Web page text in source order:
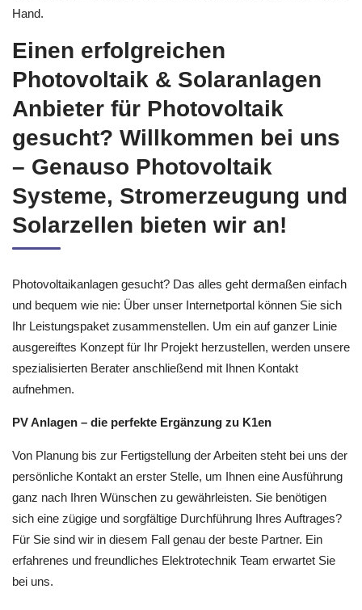
Hand.
Einen erfolgreichen
Photovoltaik & Solaranlagen
Anbieter für Photovoltaik
gesucht? Willkommen bei uns
– Genauso Photovoltaik
Systeme, Stromerzeugung und
Solarzellen bieten wir an!
Photovoltaikanlagen gesucht? Das alles geht dermaßen einfach
und bequem wie nie: Über unser Internetportal können Sie sich
Ihr Leistungspaket zusammenstellen. Um ein auf ganzer Linie
ausgereiftes Konzept für Ihr Projekt herzustellen, werden unsere
spezialisierten Berater anschließend mit Ihnen Kontakt
aufnehmen.
PV Anlagen – die perfekte Ergänzung zu K1en
Von Planung bis zur Fertigstellung der Arbeiten steht bei uns der
persönliche Kontakt an erster Stelle, um Ihnen eine Ausführung
ganz nach Ihren Wünschen zu gewährleisten. Sie benötigen
sich eine zügige und sorgfältige Durchführung Ihres Auftrages?
Für Sie sind wir in diesem Fall genau der beste Partner. Ein
erfahrenes und freundliches Elektrotechnik Team erwartet Sie
bei uns.